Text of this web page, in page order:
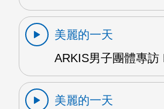
美麗的一天
ARKIS男子團體專訪
美麗的一天